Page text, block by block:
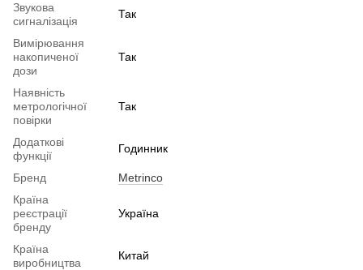
Звукова
сигналізація
Так
Вимірювання
накопиченої
дози
Так
Наявність
метрологічної
повірки
Так
Додаткові
функції
Годинник
Бренд
Metrinco
Країна
реєстрації
бренду
Україна
Країна
виробництва
Китай